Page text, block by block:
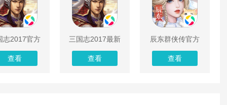
志2017官方
版
查看
三国志2017最新
版
查看
辰东群侠传官方
版
查看